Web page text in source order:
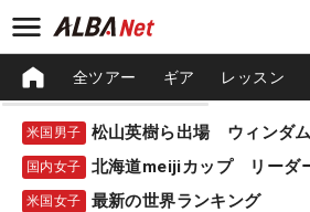
全ツアー ギア レッスン
米国男子
国内女子 北海道meijiカップ リーダ
米国女子 最新の世界ランキング